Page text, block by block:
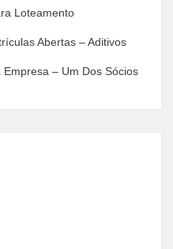
Loteamento
Abertas – Aditivos
– Um Dos Sócios